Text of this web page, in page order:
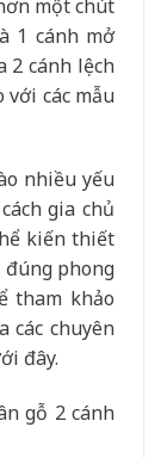
một chút
1 cánh mở
2 cánh lệch
với các mẫu
nhiều yếu
gia chủ
kiến thiết
đúng phong
tham khảo
các chuyên
đây.
gỗ 2 cánh